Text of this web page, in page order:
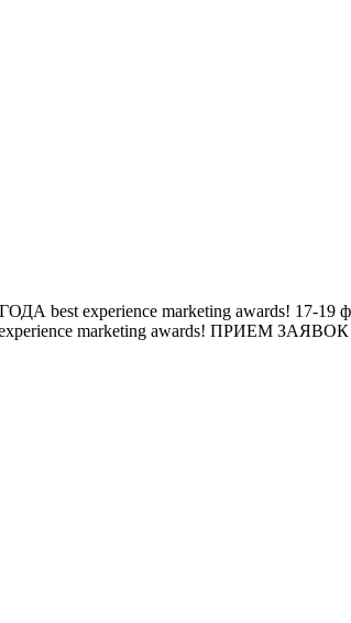
best experience marketing awards! 17-19
marketing awards! ПРИЕМ ЗАЯВОК